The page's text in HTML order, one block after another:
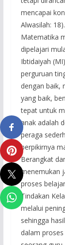
mencapai
Alwasilah: 18).
Matematika
dipelajari
Ibtidaiyah
perguruan
dengan baik,
yang baik,
tepat untuk
anak adalah
peraga
berpikirnya
Berangkat
menemukan
proses
Tindakan
melalui
sehingga
dalam